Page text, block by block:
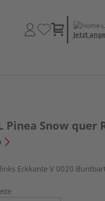
Jetzt
Pinea Snow quer
Eckkante V 0020